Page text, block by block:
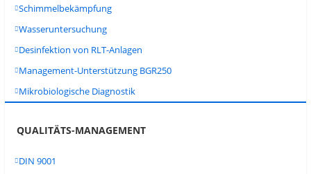
Schimmelbekämpfung
Wasseruntersuchung
Desinfektion von RLT-Anlagen
Management-Unterstützung BGR250
Mikrobiologische Diagnostik
QUALITÄTS-MANAGEMENT
DIN 9001